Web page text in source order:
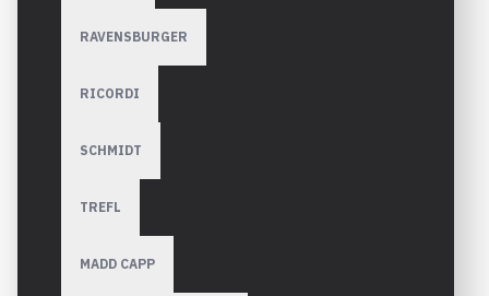
RAVENSBURGER
RICORDI
SCHMIDT
TREFL
MADD CAPP